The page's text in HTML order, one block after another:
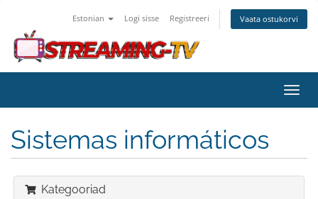
Estonian Logi sisse Registreeri Vaata ostukorvi
Sistemas informáticos
Kategooriad